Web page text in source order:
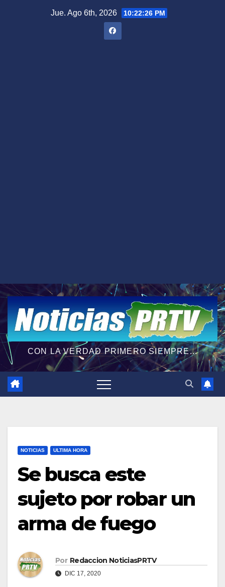
Jue. Ago 6th, 2026 10:22:27 PM
CON LA VERDAD PRIMERO SIEMPRE...
NOTICIAS ULTIMA HORA
Se busca este
sujeto por robar un
arma de fuego
Por Redaccion NoticiasPRTV
DIC 17, 2020